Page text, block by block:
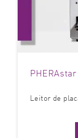
PHERAstar
Leitor de